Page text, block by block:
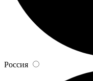
Россия